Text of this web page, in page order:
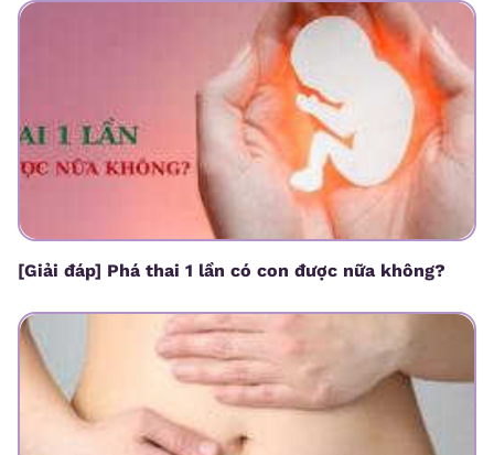
[Giải đáp] Phá thai 1 lần có con được nữa không?